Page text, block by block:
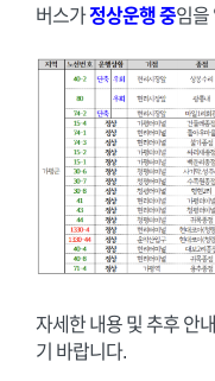
버스가정상운행 중임을
자세한 내용 및 추후 안
기 바랍니다.